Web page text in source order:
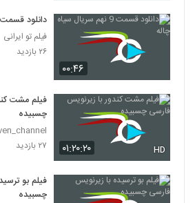
۰۰:۴۶
دانلود قسمت 9 نهم سریال سیاه چاله
فیلم تو ایرانی
۲۶ بازدید
۰۱:۲۰:۲۰ HD
فیلم مشت
چسبیده
۲۷ بازدید
فیلم بو
چسبیده